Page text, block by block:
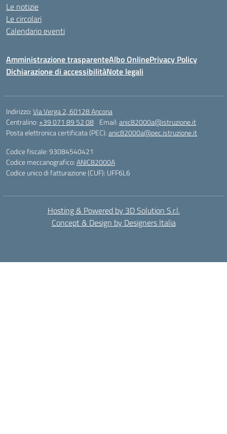
Le notizie
Le circolari
Calendario eventi
Amministrazione trasparenteAlbo OnlinePrivacy Policy
Dichiarazione di accessibilitàNote legali
Indirizzo:Via Verga 2, 60128 Ancona
Centralino:+39 071 89 52 08 Email:anic82000a@istruzione.it
Posta elettronica certificata (PEC):anic82000a@pec.istruzione.it
Codice fiscale: 93084540421
Codice meccanografico:ANIC82000A
Codice unico di fatturazione (CUF): UFF6L6
Hosting & Powered by 3D Solution S.r.l.
Concept & Design by Designers Italia